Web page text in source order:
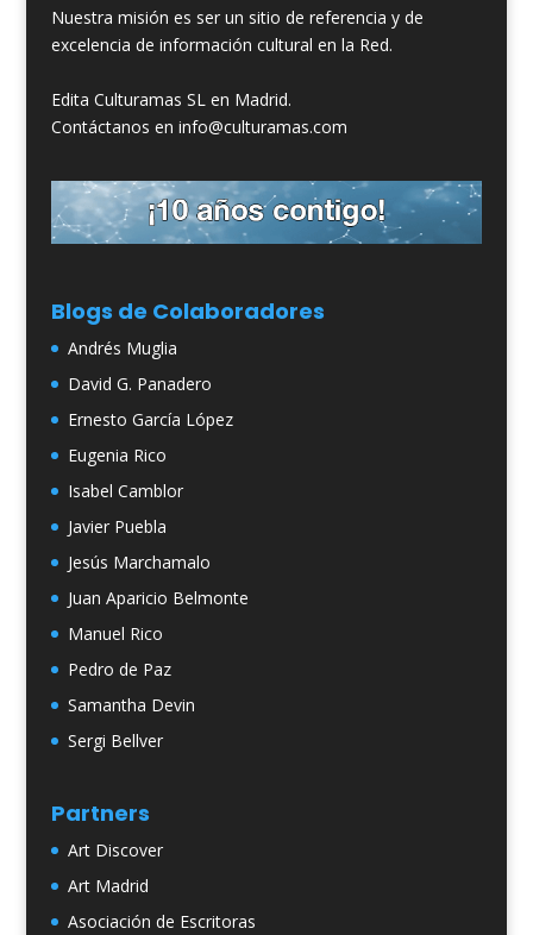
Nuestra misión es ser un sitio de referencia y de
excelencia de información cultural en la Red.
Edita Culturamas SL en Madrid.
Contáctanos en info@culturamas.com
Blogs de Colaboradores
Andrés Muglia
David G. Panadero
Ernesto García López
Eugenia Rico
Isabel Camblor
Javier Puebla
Jesús Marchamalo
Juan Aparicio Belmonte
Manuel Rico
Pedro de Paz
Samantha Devin
Sergi Bellver
Partners
Art Discover
Art Madrid
Asociación de Escritoras